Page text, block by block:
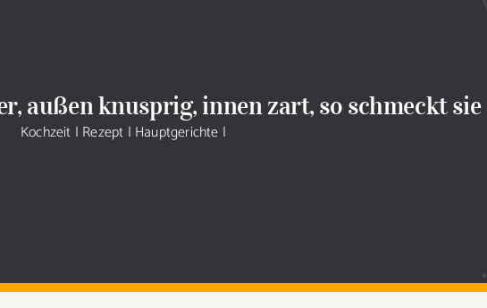
außen knusprig, innen zart, so schmeckt sie
Kochzeit | Rezept | Hauptgerichte |